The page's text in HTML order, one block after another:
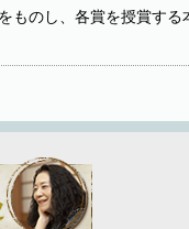
ものし、各賞を授賞す